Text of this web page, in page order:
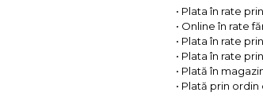
• Plata în rate
• Online în rate
• Plata în rate
• Plata în rate
• Plată în
• Plată prin